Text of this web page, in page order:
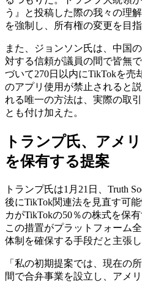
う』と投稿した際の我々の理
を強制し、所有権の変更を目
また、ジョンソン氏は、中国
対する信頼が議員の間で皆無
づいて270日以内にTikTokを売
のアプリ使用が禁止されると
れる唯一の方法は、実際の取
とも付け加えた。
トランプ氏、アメ
を保有する提案
トランプ氏は1月21日、Truth
後にTikTok関連法を見直す可
カがTikTokの50％の株式を保
この措置がプラットフォーム
体制を確保する手段だと主張し
「私の初期提案では、現在の
間で合弁事業を設立し、アメ